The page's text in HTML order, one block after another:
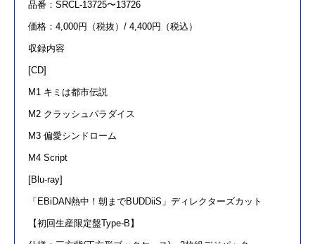
品番：SRCL-13725〜13726
価格：4,000円（税抜）/ 4,400円（税込）
収録内容
[CD]
M1 キミは都市伝説
M2 クラッシュパラダイス
M3 偏愛シンドローム
M4 Script
[Blu-ray]
「 EBiDAN熱中！朝までBUDDiiS 」ディレクターズカット
【初回生産限定盤Type-B 】